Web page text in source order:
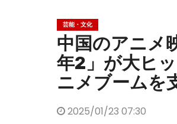
芸能・文化
中国のアニメ
年2」が大ヒ
ニメブームを
2025/01/23 07:30